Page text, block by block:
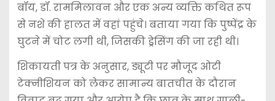
बॉय, डॉ. राममिलावन और एक अन्य व्यक्ति कथित रूप
से नशे की हालत में वहां पहुंचे। बताया गया कि पुष्पेंद्र के
घुटने में चोट लगी थी, जिसकी ड्रेसिंग की जा रही थी।
शिकायती पत्र के अनुसार, ड्यूटी पर मौजूद ओटी
टेक्नीशियन को लेकर सामान्य बातचीत के दौरान